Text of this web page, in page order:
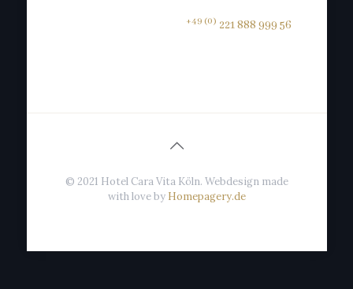
+49 (0) 221 888 999 56
© 2021 Hotel Cara Vita Köln. Webdesign made
with love by Homepagery.de